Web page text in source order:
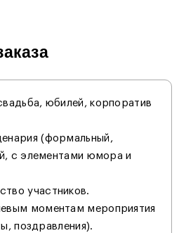
юбилей, корпоратив
(формальный,
с элементами юмора и
участников.
моментам мероприятия
поздравления).